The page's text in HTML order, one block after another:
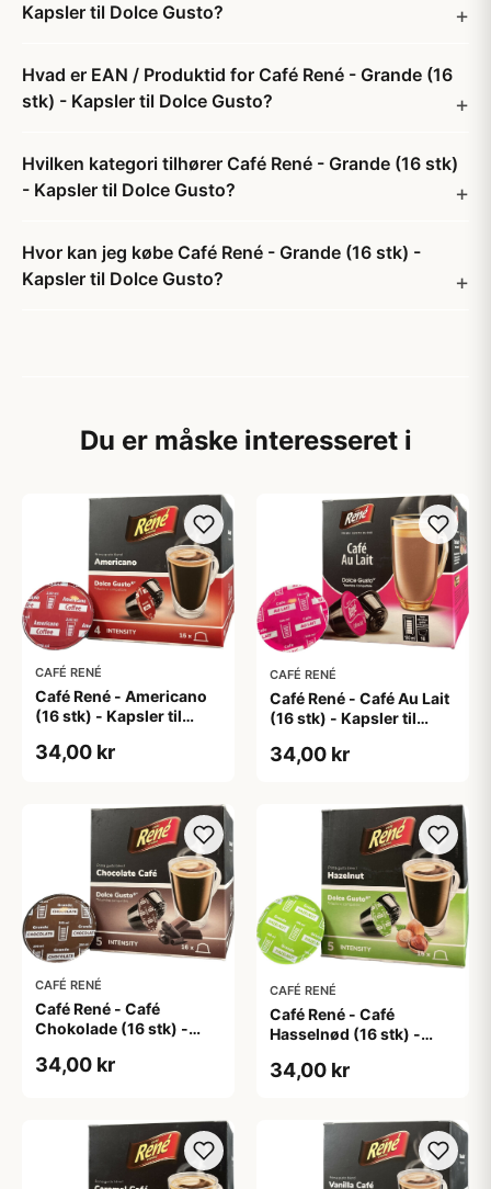
Kapsler til Dolce Gusto?
Hvad er EAN / Produktid for Café René - Grande (16
stk) - Kapsler til Dolce Gusto?
Hvilken kategori tilhører Café René - Grande (16 stk)
- Kapsler til Dolce Gusto?
Hvor kan jeg købe Café René - Grande (16 stk) -
Kapsler til Dolce Gusto?
Du er måske interesseret i
CAFÉ RENÉ
Café René - Americano
(16 stk) - Kapsler til
34,00 kr
CAFÉ RENÉ
Café René - Café Au Lait
(16 stk) - Kapsler til
34,00 kr
CAFÉ RENÉ
Café René - Café
Chokolade (16 stk) -
34,00 kr
CAFÉ RENÉ
Café René - Café
Hasselnød (16 stk) -
34,00 kr